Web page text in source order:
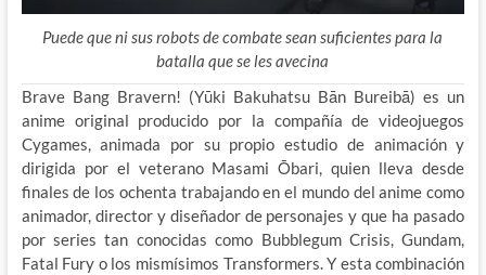
Puede que ni sus robots de combate sean suficientes para la
batalla que se les avecina
Brave Bang Bravern! (Yūki Bakuhatsu Bān Bureibā) es un
anime original producido por la compañía de videojuegos
Cygames, animada por su propio estudio de animación y
dirigida por el veterano Masami Ōbari, quien lleva desde
finales de los ochenta trabajando en el mundo del anime como
animador, director y diseñador de personajes y que ha pasado
por series tan conocidas como Bubblegum Crisis, Gundam,
Fatal Fury o los mismísimos Transformers. Y esta combinación